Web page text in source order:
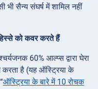
भी सैन्य संघर्ष में शामिल नहीं
को कवर करते हैं
60% आल्प्स द्वारा घेरा
करता है (यह ऑस्ट्रिया के
ऑस्ट्रिया के बारे में 10 रोचक